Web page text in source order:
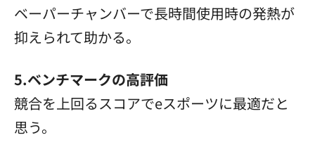
ベーパーチャンバーで長時間使用時の発熱が
抑えられて助かる。
5.ベンチマークの高評価
競合を上回るスコアでeスポーツに最適だと
思う。